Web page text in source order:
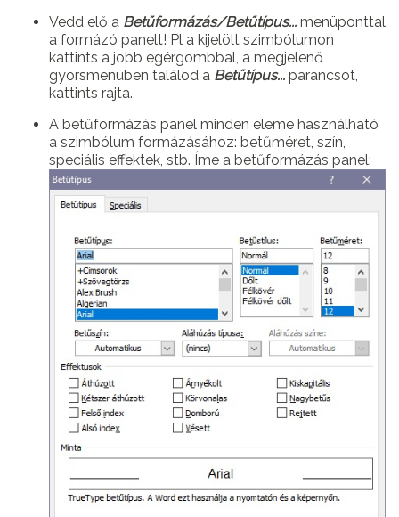
Vedd elő a Betűformázás/Betűtípus... menüponttal
a formázó panelt! Pl a kijelölt szimbólumon
kattints a jobb egérgombbal, a megjelenő
gyorsmenüben találod a Betűtípus... parancsot,
kattints rajta.
A betűformázás panel minden eleme használható
a szimbólum formázásához: betűméret, szín,
speciális effektek, stb. Íme a betűformázás panel: